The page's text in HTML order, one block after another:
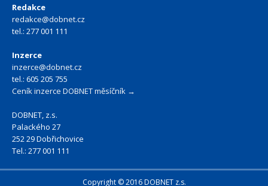
Redakce
redakce@dobnet.cz
tel.: 277 001 111
Inzerce
inzerce@dobnet.cz
tel.: 605 205 755
Ceník inzerce DOBNET měsíčník →
DOBNET, z.s.
Palackého 27
252 29 Dobřichovice
Tel.: 277 001 111
Copyright © 2016 DOBNET z.s.